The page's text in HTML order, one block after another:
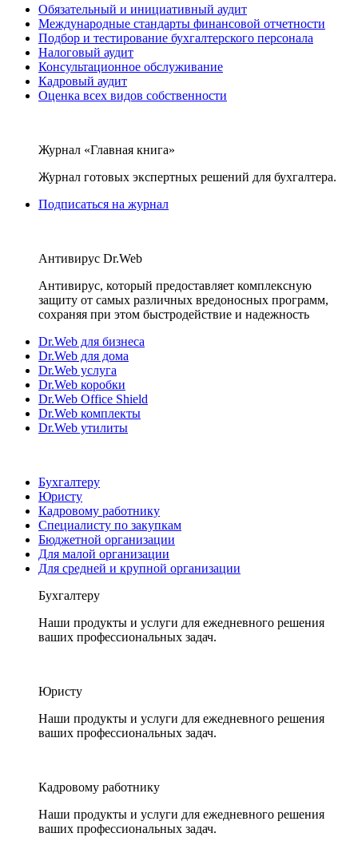
Обязательный и инициативный аудит
Международные стандарты финансовой отчетности
Подбор и тестирование бухгалтерского персонала
Налоговый аудит
Консультационное обслуживание
Кадровый аудит
Оценка всех видов собственности
Журнал «Главная книга»
Журнал готовых экспертных решений для бухгалтера.
Подписаться на журнал
Антивирус Dr.Web
Антивирус, который предоставляет комплексную
защиту от самых различных вредоносных программ,
сохраняя при этом быстродействие и надежность
Dr.Web для бизнеса
Dr.Web для дома
Dr.Web услуга
Dr.Web коробки
Dr.Web Office Shield
Dr.Web комплекты
Dr.Web утилиты
Бухгалтеру
Юристу
Кадровому работнику
Специалисту по закупкам
Бюджетной организации
Для малой организации
Для средней и крупной организации
Бухгалтеру
Наши продукты и услуги для ежедневного решения
ваших профессиональных задач.
Юристу
Наши продукты и услуги для ежедневного решения
ваших профессиональных задач.
Кадровому работнику
Наши продукты и услуги для ежедневного решения
ваших профессиональных задач.